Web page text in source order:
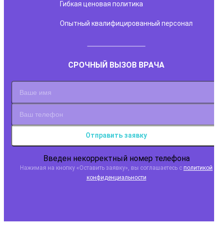
Гибкая ценовая политика
Опытный квалифицированный персонал
СРОЧНЫЙ ВЫЗОВ ВРАЧА
Отправить заявку
Введен некорректный номер телефона
Нажимая на кнопку «Оставить заявку» , вы соглашаетесь с политикой
конфиденциальности